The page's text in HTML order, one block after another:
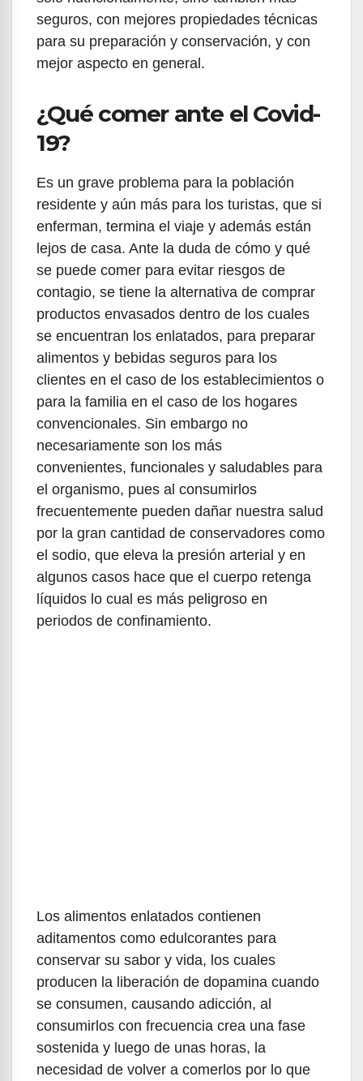
seguros, con mejores propiedades técnicas
para su preparación y conservación, y con
mejor aspecto en general.
¿Qué comer ante el Covid-
19?
Es un grave problema para la población
residente y aún más para los turistas, que si
enferman, termina el viaje y además están
lejos de casa. Ante la duda de cómo y qué
se puede comer para evitar riesgos de
contagio, se tiene la alternativa de comprar
productos envasados dentro de los cuales
se encuentran los enlatados, para preparar
alimentos y bebidas seguros para los
clientes en el caso de los establecimientos o
para la familia en el caso de los hogares
convencionales. Sin embargo no
necesariamente son los más
convenientes, funcionales y saludables para
el organismo, pues al consumirlos
frecuentemente pueden dañar nuestra salud
por la gran cantidad de conservadores como
el sodio, que eleva la presión arterial y en
algunos casos hace que el cuerpo retenga
líquidos lo cual es más peligroso en
periodos de confinamiento.
Los alimentos enlatados contienen
aditamentos como edulcorantes para
conservar su sabor y vida, los cuales
producen la liberación de dopamina cuando
se consumen, causando adicción, al
consumirlos con frecuencia crea una fase
sostenida y luego de unas horas, la
necesidad de volver a comerlos por lo que